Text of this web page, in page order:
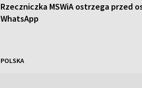
Rzeczniczka MSWiA ostrzega przed
WhatsApp
POLSKA